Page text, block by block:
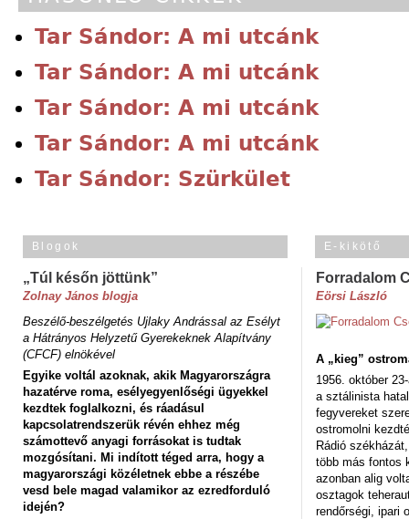
Tar Sándor: A mi utcánk
Tar Sándor: A mi utcánk
Tar Sándor: A mi utcánk
Tar Sándor: A mi utcánk
Tar Sándor: Szürkület
Blogok
„Túl későn jöttünk”
Zolnay János blogja
Beszélő-beszélgetés Ujlaky Andrással az Esélyt
a Hátrányos Helyzetű Gyerekeknek Alapítvány
(CFCF) elnökével
Egyike voltál azoknak, akik Magyarországra
hazatérve roma, esélyegyenlőségi ügyekkel
kezdtek foglalkozni, és ráadásul
kapcsolatrendszerük révén ehhez még
számottevő anyagi forrásokat is tudtak
mozgósítani. Mi indított téged arra, hogy a
magyarországi közéletnek ebbe a részébe
vesd bele magad valamikor az ezredforduló
idején?
E-kikötő
Forradalom
Eörsi László
A „kieg”
1956. október
a sztálinista
fegyvereket
ostromolni
Rádió
több más fontos
azonban alig
osztagok
rendőrségi, ipari